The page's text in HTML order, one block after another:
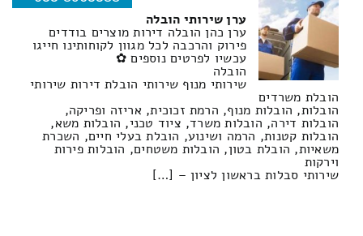
ערן שירותי הובלה
ערן כהן הובלה דירות מוצרים בודדים
פירוק והרכבה לכל מגוון לקוחותינו חייגו
עכשיו לפרטים נוספים ✿
הובלה
שירותי מנוף שירותי הובלת דירות שירותי
הובלת משרדים
הובלות, הובלות מנוף, הרמת זכוכית, אריזה ופריקה,
הובלות דירה, הובלות משרד, ציוד טכני, הובלות משא,
הובלות קטנות, הרמה ושינוע, הובלת בעלי חיים, השכרת
משאיות, הובלת בטון, הובלות משטחים, הובלות פירות
וירקות
שירותי סבלות בראשון לציון – […]